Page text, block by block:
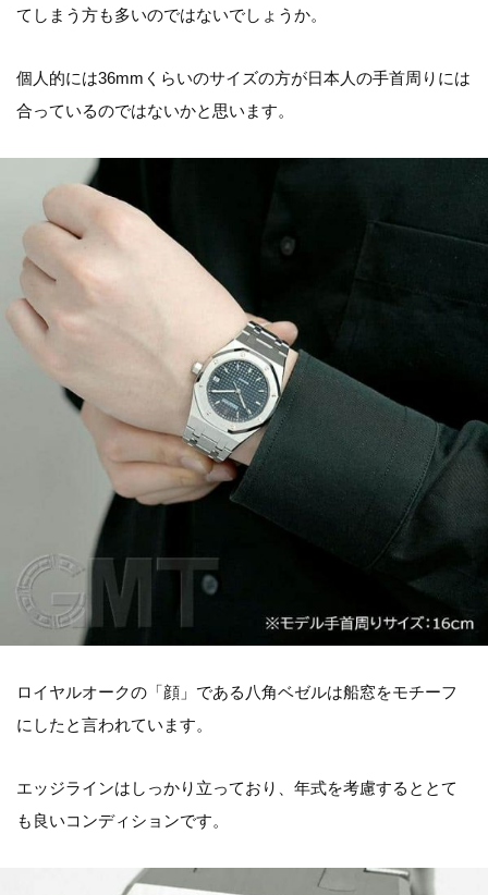
てしまう方も多いのではないでしょうか。
個人的には36mmくらいのサイズの方が日本人の手首周りには
合っているのではないかと思います。
ロイヤルオークの「顔」である八角ベゼルは船窓をモチーフ
にしたと言われています。
エッジラインはしっかり立っており、年式を考慮するととて
も良いコンディションです。